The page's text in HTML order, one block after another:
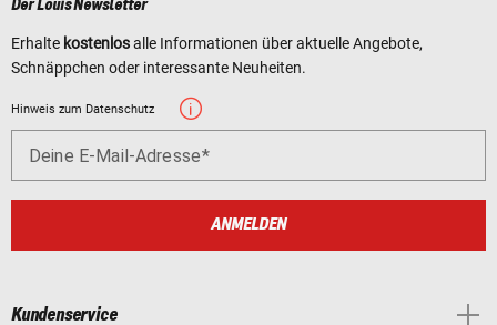
Der Louis Newsletter
Erhalte kostenlosalle Informationen über aktuelle Angebote,
Schnäppchen oder interessante Neuheiten.
Hinweis zum Datenschutz
Deine E-Mail-Adresse
ANMELDEN
Kundenservice